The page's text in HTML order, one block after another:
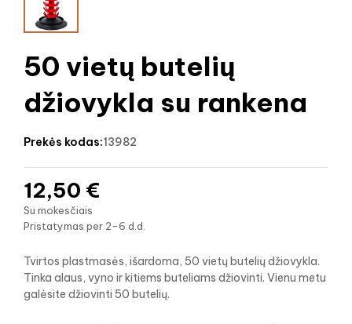
50 vietų butelių
džiovykla su rankena
prekės kodas:13982
12,50 €
Su mokesčiais
Pristatymas per 2-6 d.d.
Tvirtos plastmasės, išardoma, 50 vietų butelių džiovykla.
Tinka alaus, vyno ir kitiems buteliams džiovinti. Vienu metu
galėsite džiovinti 50 butelių.